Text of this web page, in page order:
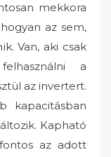
mekkora
az sem,
Van, aki csak
a
az invertert.
kapacitásban
Kapható
az adott